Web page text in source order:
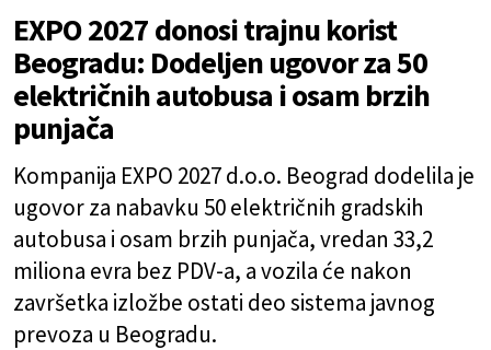
EXPO 2027 donosi trajnu korist
Beogradu: Dodeljen ugovor za 50
električnih autobusa i osam brzih
punjača
Kompanija EXPO 2027 d.o.o. Beograd dodelila je
ugovor za nabavku 50 električnih gradskih
autobusa i osam brzih punjača, vredan 33,2
miliona evra bez PDV-a, a vozila će nakon
završetka izložbe ostati deo sistema javnog
prevoza u Beogradu.